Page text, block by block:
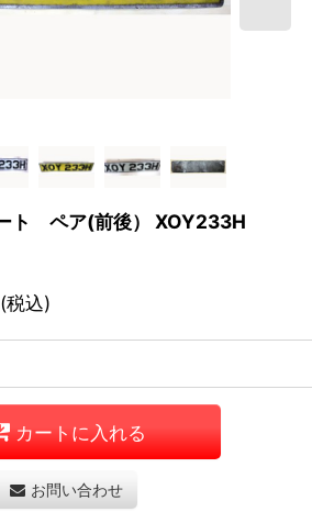
ト ペア(前後） XOY233H
(税込)
カートに入れる
お問い合わせ